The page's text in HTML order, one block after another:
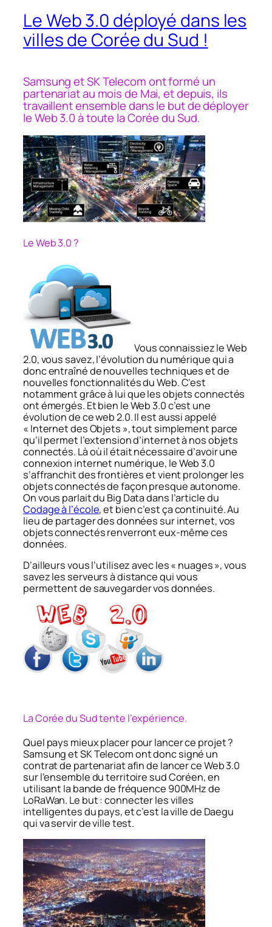
Le Web 3.0 déployé dans les
villes de Corée du Sud !
Samsung et SK Telecom ont formé un
partenariat au mois de Mai, et depuis, ils
travaillent ensemble dans le but de déployer
le Web 3.0 à toute la Corée du Sud.
Le Web 3.0 ?
Vous connaissiez le Web
2.0, vous savez, l’évolution du numérique qui a
donc entraîné de nouvelles techniques et de
nouvelles fonctionnalités du Web. C’est
notamment grâce à lui que les objets connectés
ont émergés. Et bien le Web 3.0 c’est une
évolution de ce web 2.0. Il est aussi appelé
« Internet des Objets », tout simplement parce
qu’il permet l’extension d’internet à nos objets
connectés. Là où il était nécessaire d’avoir une
connexion internet numérique, le Web 3.0
s’affranchit des frontières et vient prolonger les
objets connectés de façon presque autonome.
On vous parlait du Big Data dans l’article du
Codage à l’école, et bien c’est ça continuité. Au
lieu de partager des données sur internet, vos
objets connectés renverront eux-même ces
données.
D’ailleurs vous l’utilisez avec les « nuages », vous
savez les serveurs à distance qui vous
permettent de sauvegarder vos données.
La Corée du Sud tente l’expérience.
Quel pays mieux placer pour lancer ce projet ?
Samsung et SK Telecom ont donc signé un
contrat de partenariat afin de lancer ce Web 3.0
sur l’ensemble du territoire sud Coréen, en
utilisant la bande de fréquence 900MHz de
LoRaWan. Le but : connecter les villes
intelligentes du pays, et c’est la ville de Daegu
qui va servir de ville test.